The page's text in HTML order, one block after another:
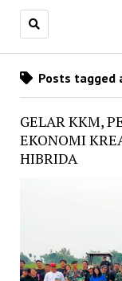
Posts tagged
GELAR KKM,
EKONOMI
HIBRIDA